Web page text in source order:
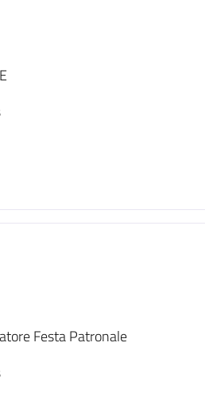
Festa Patronale